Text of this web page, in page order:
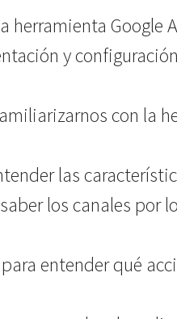
herramienta
y
con la
las
los canales por
entender qué